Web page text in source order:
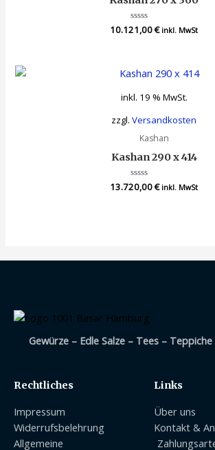
Bewertet
mit
10.121,00€ inkl. MwSt
inkl. 19 % MwSt.
zzgl. Versandkosten
Kashan
Kashan 290 x 414
Bewertet
mit
13.720,00€ inkl. MwSt
Gewürze – Edle Salze – Tees –
Rechtliches
Impressum
Widerrufsbelehrung
Allgemeine
Links
Über uns
Kontakt &